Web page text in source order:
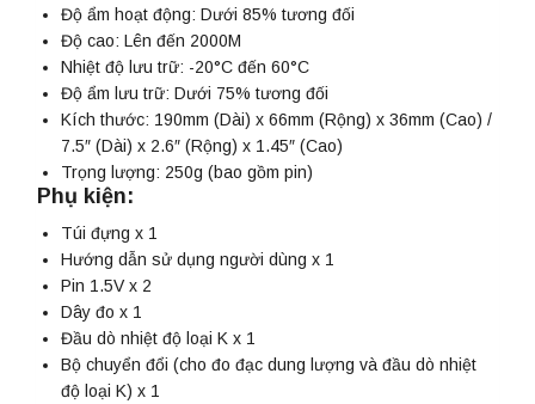
Độ ẩm hoạt động: Dưới 85% tương đối
Độ cao: Lên đến 2000M
Nhiệt độ lưu trữ: -20°C đến 60°C
Độ ẩm lưu trữ: Dưới 75% tương đối
Kích thước: 190mm (Dài) x 66mm (Rộng) x 36mm (Cao) /
7.5″ (Dài) x 2.6″ (Rộng) x 1.45″ (Cao)
Trọng lượng: 250g (bao gồm pin)
Phụ kiện:
Túi đựng x 1
Hướng dẫn sử dụng người dùng x 1
Pin 1.5V x 2
Dây đo x 1
Đầu dò nhiệt độ loại K x 1
Bộ chuyển đổi (cho đo đạc dung lượng và đầu dò nhiệt
độ loại K) x 1